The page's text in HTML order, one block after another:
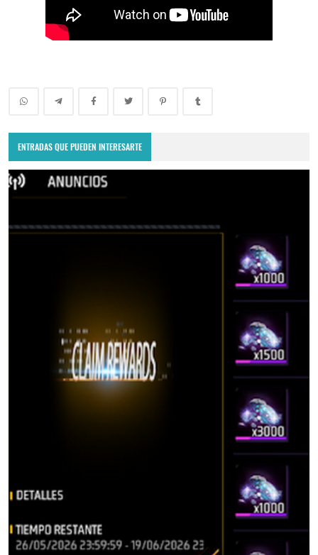
ENTRADAS QUE PUEDEN INTERESARTE